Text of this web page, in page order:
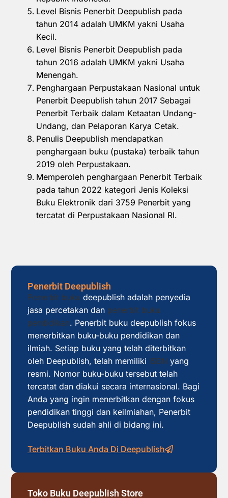
Level Bisnis Penerbit Deepublish pada
tahun 2014 adalah UMKM yakni Usaha
Kecil.
Level Bisnis Penerbit Deepublish pada
tahun 2016 adalah UMKM yakni Usaha
Menengah.
Penghargaan Perpustakaan Nasional untuk
Penerbit Deepublish tahun 2017 Sebagai
Penerbit Terbaik dalam Ketaatan Undang-
Undang, dan Pelaporan Karya Cetak.
Penulis Deepublish mendapatkan
penghargaan buku (pustaka) terbaik tahun
2019 oleh Perpustakaan.
Memperoleh penghargaan Penerbit Terbaik
pada tahun 2022 kategori Jenis Koleksi
Buku Elektronik dari 3759 Penerbit yang
tercatat di Perpustakaan Nasional RI.
Penerbit Deepublish
Penerbit buku deepublish adalah penyedia
jasa percetakan dan penerbit buku
pendidikan. Penerbit buku deepublish fokus
menerbitkan buku-buku pendidikan dan
ilmiah. Setiap buku yang telah diterbitkan
oleh Deepublish, telah memiliki ISBN yang
resmi. Nomor buku-buku tersebut telah
tercatat dan diakui secara internasional. Bagi
Anda yang ingin menerbitkan dengan fokus
pendidikan tinggi dan keilmiahan, Penerbit
Deepublish sudah ahli di bidang ini.
Terbitkan Buku Anda Di Deepublish
Toko Buku Deepublish Store